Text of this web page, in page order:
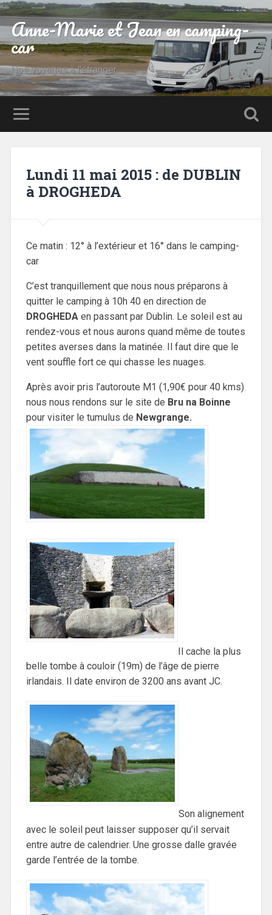
Anne-Marie et Jean en camping-
car
Nos voyages à l'étranger
Lundi 11 mai 2015 : de DUBLIN
à DROGHEDA
Ce matin : 12° à l’extérieur et 16° dans le camping-
car
C’est tranquillement que nous nous préparons à
quitter le camping à 10h 40 en direction de
DROGHEDA en passant par Dublin. Le soleil est au
rendez-vous et nous aurons quand même de toutes
petites averses dans la matinée. Il faut dire que le
vent souffle fort ce qui chasse les nuages.
Après avoir pris l’autoroute M1 (1,90€ pour 40 kms)
nous nous rendons sur le site de Bru na Boinne
pour visiter le tumulus de Newgrange.
Il cache la plus
belle tombe à couloir (19m) de l’âge de pierre
irlandais. Il date environ de 3200 ans avant JC.
Son alignement
avec le soleil peut laisser supposer qu’il servait
entre autre de calendrier. Une grosse dalle gravée
garde l’entrée de la tombe.